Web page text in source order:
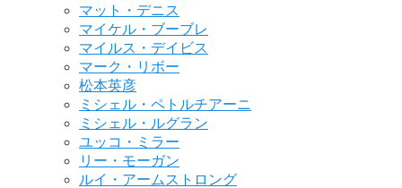
マット・デニス
マイケル・ブーブレ
マイルス・デイビス
マーク・リボー
松本英彦
ミシェル・ペトルチアーニ
ミシェル・ルグラン
ユッコ・ミラー
リー・モーガン
ルイ・アームストロング